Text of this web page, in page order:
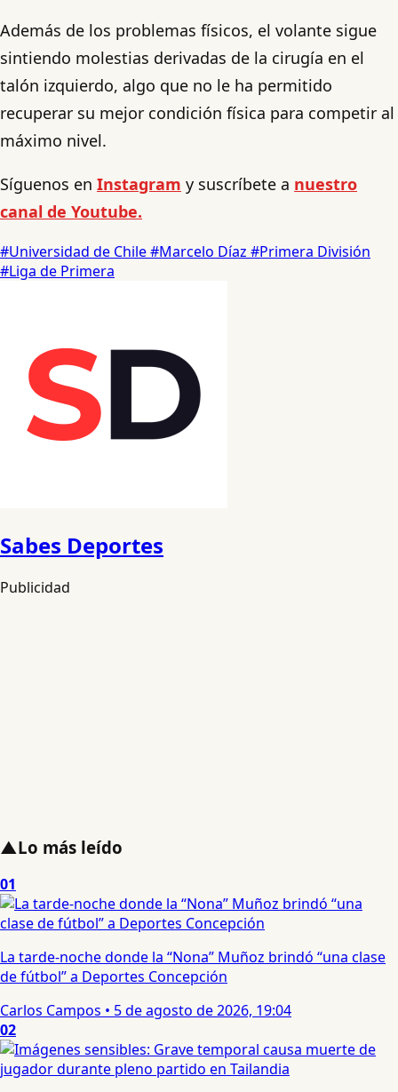
Además de los problemas físicos, el volante sigue
sintiendo molestias derivadas de la cirugía en el
talón izquierdo, algo que no le ha permitido
recuperar su mejor condición física para competir al
máximo nivel.
Síguenos en Instagram y suscríbete a nuestro
canal de Youtube.
#Universidad de Chile#Marcelo Díaz #Primera División
#Liga de Primera
Sabes Deportes
Publicidad
▲Lo más leído
01
La tarde-noche donde la “Nona” Muñoz brindó “una clase
de fútbol” a Deportes Concepción
Carlos Campos • 5 de agosto de 2026, 19:04
02